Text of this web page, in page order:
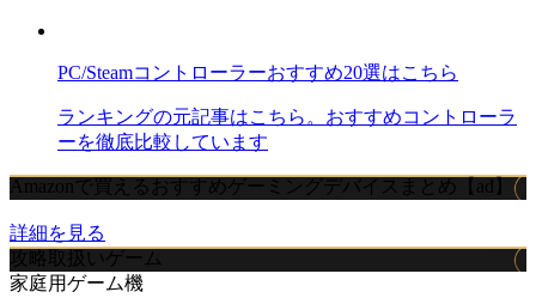
PC/Steamコントローラーおすすめ20選はこちら
ランキングの元記事はこちら。おすすめコントローラ
ーを徹底比較しています
Amazonで買えるおすすめゲーミングデバイスまとめ【ad】
詳細を見る
攻略取扱いゲーム
家庭用ゲーム機